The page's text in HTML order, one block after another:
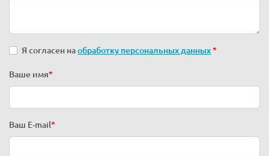
Я согласен наобработку персональных данных*
Ваше имя*
Ваш E-mail*